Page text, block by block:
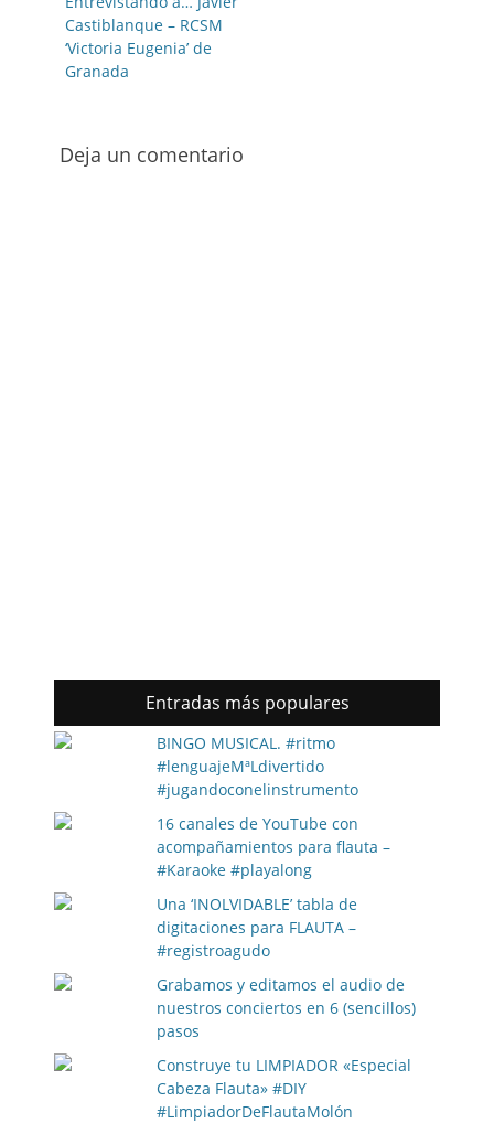
entradas
anterior:
Castiblanque – RCSM
‘Victoria Eugenia’ de
Granada
Deja un comentario
Entradas más populares
BINGO MUSICAL. #ritmo
#lenguajeMªLdivertido
#jugandoconelinstrumento
16 canales de YouTube con
acompañamientos para flauta –
#Karaoke #playalong
Una ‘INOLVIDABLE’ tabla de
digitaciones para FLAUTA –
#registroagudo
Grabamos y editamos el audio de
nuestros conciertos en 6 (sencillos)
pasos
Construye tu LIMPIADOR «Especial
Cabeza Flauta» #DIY
#LimpiadorDeFlautaMolón